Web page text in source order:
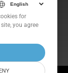
for
you agree
for
you agree